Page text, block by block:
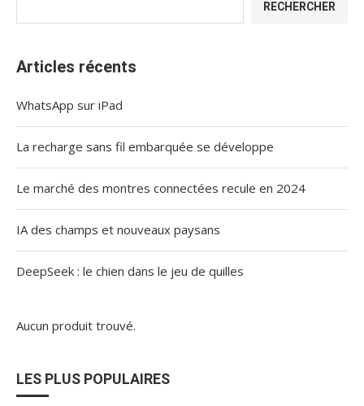
RECHERCHER
Articles récents
WhatsApp sur iPad
La recharge sans fil embarquée se développe
Le marché des montres connectées recule en 2024
IA des champs et nouveaux paysans
DeepSeek : le chien dans le jeu de quilles
Aucun produit trouvé.
LES PLUS POPULAIRES